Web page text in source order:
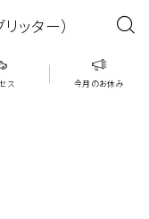
ッター）
ス 今月のお休み